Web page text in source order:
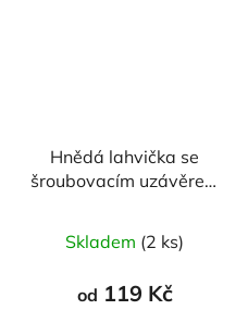
Hnědá lahvička se
šroubovacím uzávěrem
Skladem (2 ks)
od 119 Kč